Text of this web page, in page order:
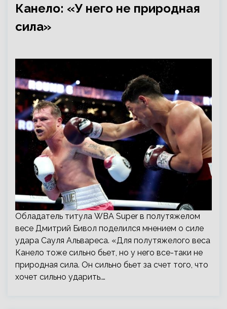
Канело: «У него не природная
сила»
Обладатель титула WBA Super в полутяжелом
весе Дмитрий Бивол поделился мнением о силе
удара Сауля Альвареса. «Для полутяжелого веса
Канело тоже сильно бьет, но у него все-таки не
природная сила. Он сильно бьет за счет того, что
хочет сильно ударить.…